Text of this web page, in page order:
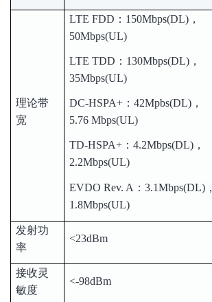
理论带
宽
LTE FDD：150Mbps(DL)，
50Mbps(UL)
LTE TDD：130Mbps(DL)，
35Mbps(UL)
DC-HSPA+：42Mpbs(DL)，
5.76 Mbps(UL)
TD-HSPA+：4.2Mbps(DL)，
2.2Mbps(UL)
EVDO Rev. A：3.1Mbps(DL)，
1.8Mbps(UL)
发射功
率
<23dBm
接收灵
敏度
<-98dBm